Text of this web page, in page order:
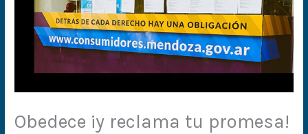
Obedece ¡y reclama tu promesa!